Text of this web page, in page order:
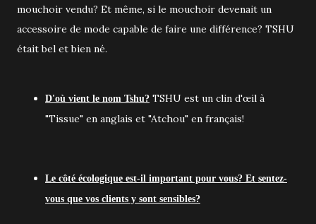
mouchoir vendu? Et même, si le mouchoir devenait un
accessoire de mode capable de faire une différence? TSHU
était bel et bien né.
D'où vient le nom Tshu? TSHU est un clin d'œil à
"Tissue" en anglais et "Atchou" en français!
Le côté écologique est-il important pour vous? Et sentez-
vous que vos clients y sont sensibles?